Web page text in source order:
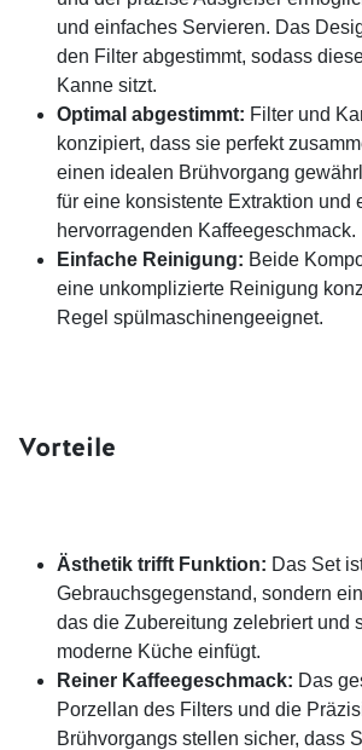
und einfaches Servieren. Das
den Filter abgestimmt, sodass
Kanne sitzt.
Optimal abgestimmt: Filter und
konzipiert, dass sie perfekt
einen idealen Brühvorgang
für eine konsistente Extraktion und
hervorragenden Kaffeegeschmack.
Einfache Reinigung: Beide
eine unkomplizierte Reinigung
Regel spülmaschinengeeignet.
Vorteile
Ästhetik trifft Funktion: Das Set
Gebrauchsgegenstand, sondern ein
das die Zubereitung zelebriert und
moderne Küche einfügt.
Reiner Kaffeegeschmack: Das
Porzellan des Filters und die
Brühvorgangs stellen sicher, dass